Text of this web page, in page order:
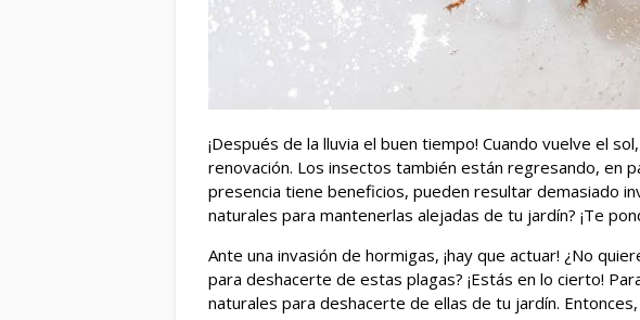
¡Después de la lluvia el buen tiempo! Cuando vuelve el
renovación. Los insectos también están regresando, en
presencia tiene beneficios, pueden resultar demasiado
naturales para mantenerlas alejadas de tu jardín? ¡Te
Ante una invasión de hormigas, ¡hay que actuar! ¿No
para deshacerte de estas plagas? ¡Estás en lo cierto!
naturales para deshacerte de ellas de tu jardín.